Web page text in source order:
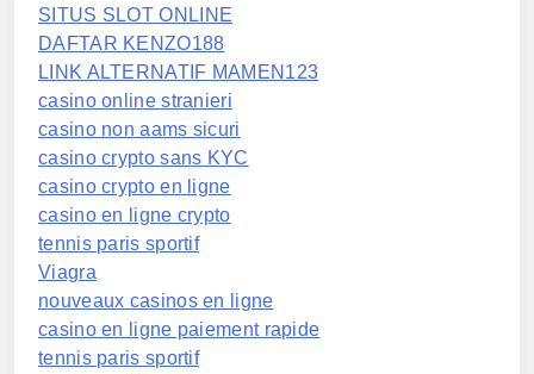
SITUS SLOT ONLINE
DAFTAR KENZO188
LINK ALTERNATIF MAMEN123
casino online stranieri
casino non aams sicuri
casino crypto sans KYC
casino crypto en ligne
casino en ligne crypto
tennis paris sportif
Viagra
nouveaux casinos en ligne
casino en ligne paiement rapide
tennis paris sportif